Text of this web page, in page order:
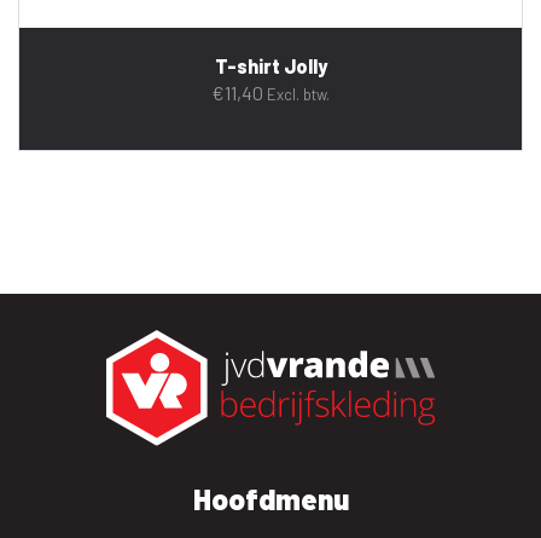
T-shirt Jolly
€11,40 Excl. btw.
Hoofdmenu